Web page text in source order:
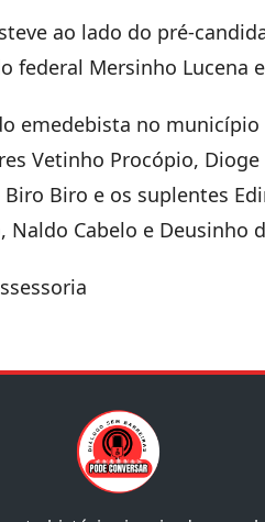
ao lado do pré-
federal Mersinho Lucena
emedebista no
Vetinho Procópio,
Biro Biro e os suplentes
Naldo Cabelo e Deusinho